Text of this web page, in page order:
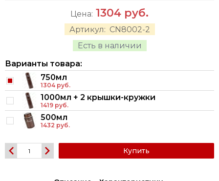
Артикул: CN8002-2
Есть в наличии
Цена: 1304 руб.
Варианты товара:
750мл
1304 руб.
1000мл + 2 крышки-кружки
1419 руб.
500мл
1432 руб.
Купить